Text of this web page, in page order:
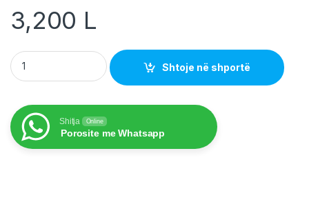
3,200 L
Extension Socket with Surge Protection quantity
Shtoje në shportë
Shitja Online
Porosite me Whatsapp